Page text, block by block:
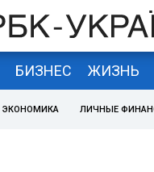
БИЗНЕС ЖИЗНЬ
ЭКОНОМИКА ЛИЧНЫЕ